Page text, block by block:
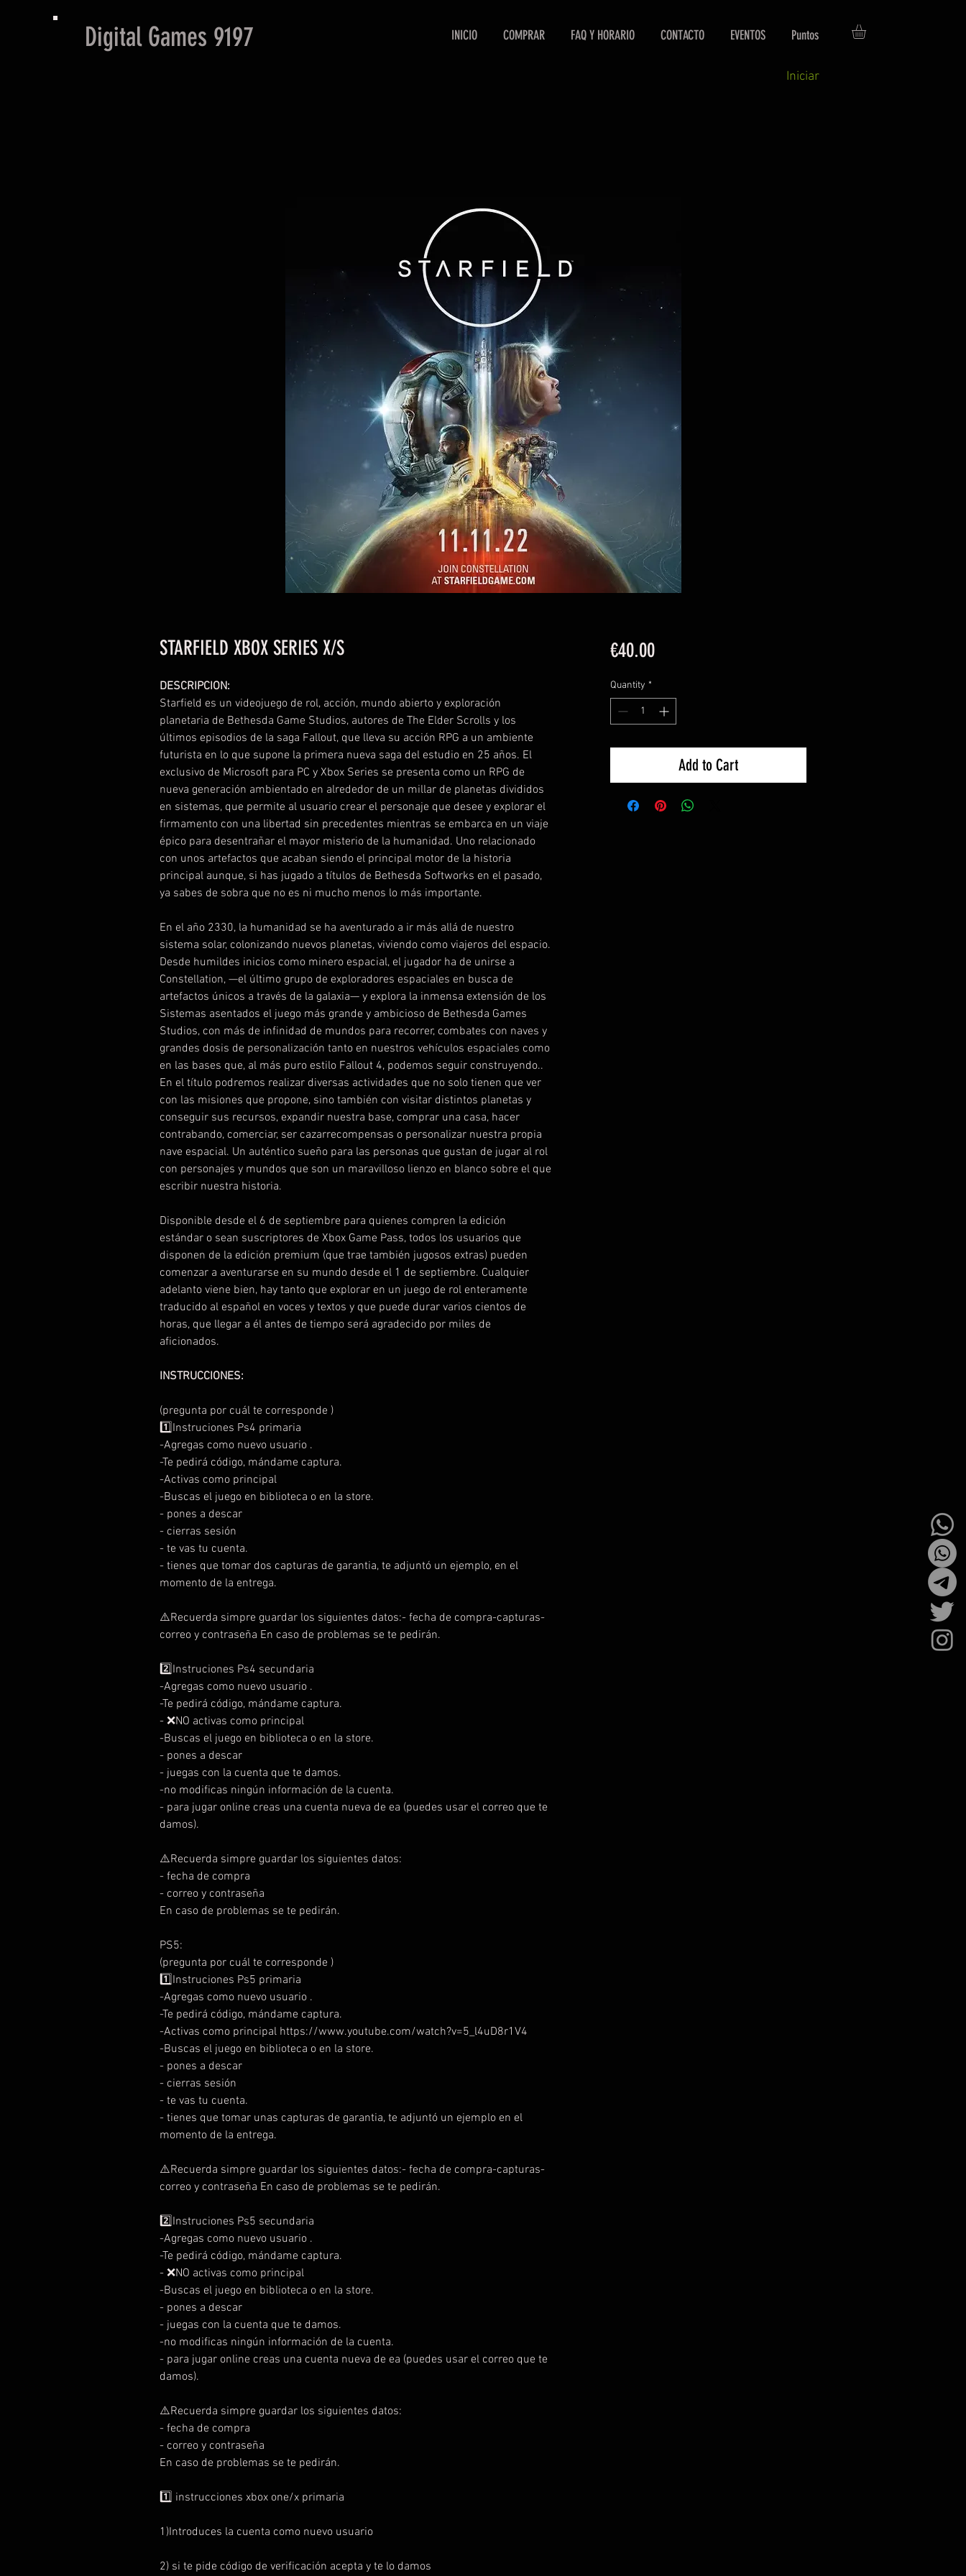
Digital Games 9197 INICIO COMPRAR FAQ Y HORARIO CONTACTO EVENTOS Puntos
Iniciar
STARFIELD XBOX SERIES X/S
DESCRIPCION:
Starfield es un videojuego de rol, acción, mundo abierto y exploración
planetaria de Bethesda Game Studios, autores de The Elder Scrolls y los
últimos episodios de la saga Fallout, que lleva su acción RPG a un ambiente
futurista en lo que supone la primera nueva saga del estudio en 25 años. El
exclusivo de Microsoft para PC y Xbox Series se presenta como un RPG de
nueva generación ambientado en alrededor de un millar de planetas divididos
en sistemas, que permite al usuario crear el personaje que desee y explorar el
firmamento con una libertad sin precedentes mientras se embarca en un viaje
épico para desentrañar el mayor misterio de la humanidad. Uno relacionado
con unos artefactos que acaban siendo el principal motor de la historia
principal aunque, si has jugado a títulos de Bethesda Softworks en el pasado,
ya sabes de sobra que no es ni mucho menos lo más importante.
En el año 2330, la humanidad se ha aventurado a ir más allá de nuestro
sistema solar, colonizando nuevos planetas, viviendo como viajeros del espacio.
Desde humildes inicios como minero espacial, el jugador ha de unirse a
Constellation, —el último grupo de exploradores espaciales en busca de
artefactos únicos a través de la galaxia— y explora la inmensa extensión de los
Sistemas asentados el juego más grande y ambicioso de Bethesda Games
Studios, con más de infinidad de mundos para recorrer, combates con naves y
grandes dosis de personalización tanto en nuestros vehículos espaciales como
en las bases que, al más puro estilo Fallout 4, podemos seguir construyendo..
En el título podremos realizar diversas actividades que no solo tienen que ver
con las misiones que propone, sino también con visitar distintos planetas y
conseguir sus recursos, expandir nuestra base, comprar una casa, hacer
contrabando, comerciar, ser cazarrecompensas o personalizar nuestra propia
nave espacial. Un auténtico sueño para las personas que gustan de jugar al rol
con personajes y mundos que son un maravilloso lienzo en blanco sobre el que
escribir nuestra historia.
Disponible desde el 6 de septiembre para quienes compren la edición
estándar o sean suscriptores de Xbox Game Pass, todos los usuarios que
disponen de la edición premium (que trae también jugosos extras) pueden
comenzar a aventurarse en su mundo desde el 1 de septiembre. Cualquier
adelanto viene bien, hay tanto que explorar en un juego de rol enteramente
traducido al español en voces y textos y que puede durar varios cientos de
horas, que llegar a él antes de tiempo será agradecido por miles de
aficionados.
INSTRUCCIONES:
(pregunta por cuál te corresponde )
1️⃣Instruciones Ps4 primaria
-Agregas como nuevo usuario .
-Te pedirá código, mándame captura.
-Activas como principal
-Buscas el juego en biblioteca o en la store.
- pones a descar
- cierras sesión
- te vas tu cuenta.
- tienes que tomar dos capturas de garantia, te adjuntó un ejemplo, en el
momento de la entrega.
⚠️Recuerda simpre guardar los siguientes datos:- fecha de compra-capturas-
correo y contraseña En caso de problemas se te pedirán.
2️⃣Instruciones Ps4 secundaria
-Agregas como nuevo usuario .
-Te pedirá código, mándame captura.
- ❌NO activas como principal
-Buscas el juego en biblioteca o en la store.
- pones a descar
- juegas con la cuenta que te damos.
-no modificas ningún información de la cuenta.
- para jugar online creas una cuenta nueva de ea (puedes usar el correo que te
damos).
⚠️Recuerda simpre guardar los siguientes datos:
- fecha de compra
- correo y contraseña
En caso de problemas se te pedirán.
PS5:
(pregunta por cuál te corresponde )
1️⃣Instruciones Ps5 primaria
-Agregas como nuevo usuario .
-Te pedirá código, mándame captura.
-Activas como principal https://www.youtube.com/watch?v=5_l4uD8r1V4
-Buscas el juego en biblioteca o en la store.
- pones a descar
- cierras sesión
- te vas tu cuenta.
- tienes que tomar unas capturas de garantia, te adjuntó un ejemplo en el
momento de la entrega.
⚠️Recuerda simpre guardar los siguientes datos:- fecha de compra-capturas-
correo y contraseña En caso de problemas se te pedirán.
2️⃣Instruciones Ps5 secundaria
-Agregas como nuevo usuario .
-Te pedirá código, mándame captura.
- ❌NO activas como principal
-Buscas el juego en biblioteca o en la store.
- pones a descar
- juegas con la cuenta que te damos.
-no modificas ningún información de la cuenta.
- para jugar online creas una cuenta nueva de ea (puedes usar el correo que te
damos).
⚠️Recuerda simpre guardar los siguientes datos:
- fecha de compra
- correo y contraseña
En caso de problemas se te pedirán.
1️⃣ instrucciones xbox one/x primaria
1)Introduces la cuenta como nuevo usuario
2) si te pide código de verificación acepta y te lo damos
€40.00Price
Quantity *
Add to Cart